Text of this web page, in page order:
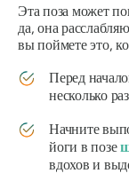
Эта поза может
да, она
вы поймете это,
Перед
несколько
Начните
йоги в позе
вдохов и